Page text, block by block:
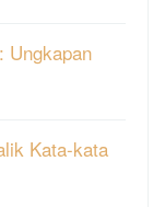
Ungkapan
Kata-kata